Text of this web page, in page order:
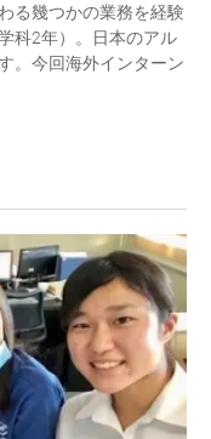
る幾つかの業務を経験
科2年）。日本のアル
。今回海外インターン